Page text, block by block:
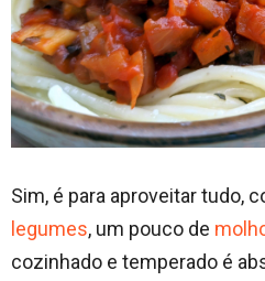
Sim, é para aproveitar tudo,
legumes, um pouco de
cozinhado e temperado é